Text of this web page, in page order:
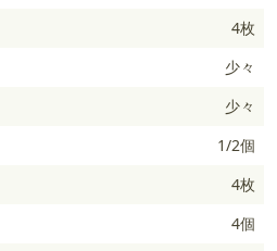
4枚
少々
少々
1/2個
4枚
4個